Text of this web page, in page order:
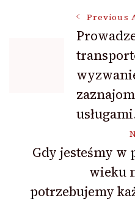
Navigation
Previous
Gdy jesteśmy w
wieku
potrzebujemy